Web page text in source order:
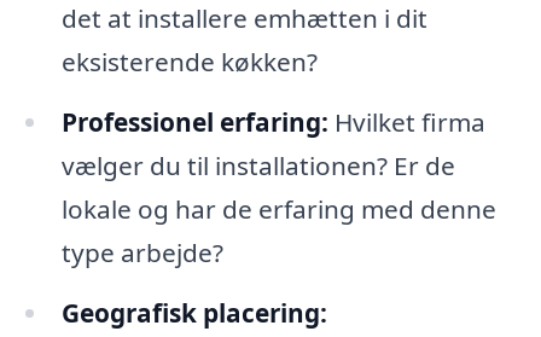
det at installere emhætten i dit
eksisterende køkken?
Professionel erfaring: Hvilket firma
vælger du til installationen? Er de
lokale og har de erfaring med denne
type arbejde?
Geografisk placering: